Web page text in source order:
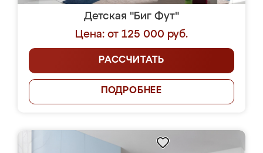
Детская "Биг Фут"
Цена: от 125 000 руб.
РАССЧИТАТЬ
ПОДРОБНЕЕ